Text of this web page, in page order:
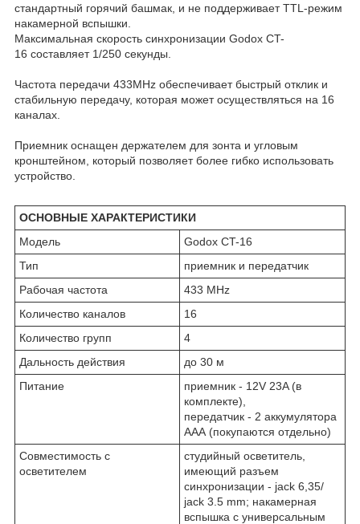
стандартный горячий башмак, и не поддерживает TTL-режим
накамерной вспышки.
Максимальная скорость синхронизации Godox CT-
16 составляет 1/250 секунды.
Частота передачи 433MHz обеспечивает быстрый отклик и
стабильную передачу, которая может осуществляться на 16
каналах.
Приемник оснащен держателем для зонта и угловым
кронштейном, который позволяет более гибко использовать
устройство.
ОСНОВНЫЕ ХАРАКТЕРИСТИКИ
Модель
Godox CT-16
Тип
приемник и передатчик
Рабочая частота
433 МHz
Количество каналов
16
Количество групп
4
Дальность действия
до 30 м
Питание
приемник - 12V 23A (в
комплекте),
передатчик - 2 аккумулятора
ААА (покупаются отдельно)
Совместимость с
осветителем
студийный осветитель,
имеющий разъем
синхронизации - jack 6,35/
jack 3.5 mm; накамерная
вспышка с универсальным